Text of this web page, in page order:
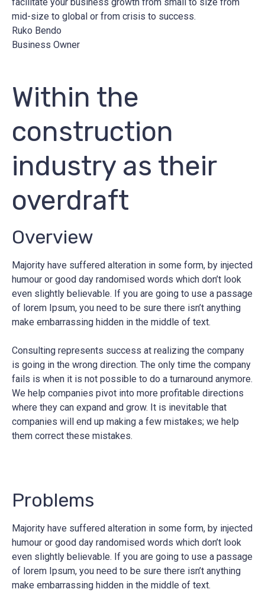
mid-size to global or from crisis to success.
Ruko Bendo
Business Owner
Within the
construction
industry as their
overdraft
Overview
Majority have suffered alteration in some form, by injected
humour or good day randomised words which don’t look
even slightly believable. If you are going to use a passage
of lorem Ipsum, you need to be sure there isn’t anything
make embarrassing hidden in the middle of text.
Consulting represents success at realizing the company
is going in the wrong direction. The only time the company
fails is when it is not possible to do a turnaround anymore.
We help companies pivot into more profitable directions
where they can expand and grow. It is inevitable that
companies will end up making a few mistakes; we help
them correct these mistakes.
Problems
Majority have suffered alteration in some form, by injected
humour or good day randomised words which don’t look
even slightly believable. If you are going to use a passage
of lorem Ipsum, you need to be sure there isn’t anything
make embarrassing hidden in the middle of text.